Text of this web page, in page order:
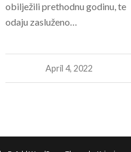
obilježili prethodnu godinu, te
odaju zasluženo…
April 4, 2022